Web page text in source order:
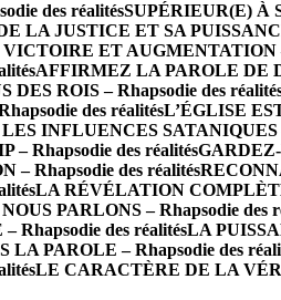
des réalitésSUPÉRIEUR(E) À
LA JUSTICE ET SA
VICTOIRE ET AUGMENTATION
AFFIRMEZ LA PAROLE DE
DES ROIS – Rhapsodie des
des réalitésL’ÉGLISE
INFLUENCES SATANIQUES
– Rhapsodie des réalités
– Rhapsodie des réalités
LA RÉVÉLATION
PARLONS – Rhapsodie des
Rhapsodie des réalitésLA
PAROLE – Rhapsodie des
LE CARACTÈRE DE LA